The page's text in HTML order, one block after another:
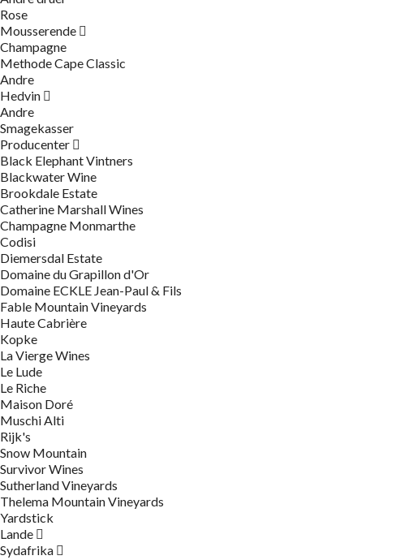
Rose
Mousserende
Champagne
Methode Cape Classic
Andre
Hedvin
Andre
Smagekasser
Producenter
Black Elephant Vintners
Blackwater Wine
Brookdale Estate
Catherine Marshall Wines
Champagne Monmarthe
Codisi
Diemersdal Estate
Domaine du Grapillon d'Or
Domaine ECKLE Jean-Paul & Fils
Fable Mountain Vineyards
Haute Cabrière
Kopke
La Vierge Wines
Le Lude
Le Riche
Maison Doré
Muschi Alti
Rijk's
Snow Mountain
Survivor Wines
Sutherland Vineyards
Thelema Mountain Vineyards
Yardstick
Lande
Sydafrika